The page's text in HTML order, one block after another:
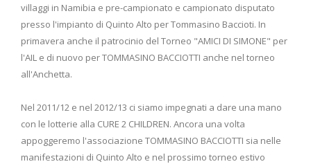
villaggi in Namibia e pre-campionato e campionato disputato
presso l'impianto di Quinto Alto per Tommasino Baccioti. In
primavera anche il patrocinio del Torneo "AMICI DI SIMONE" per
l'AIL e di nuovo per TOMMASINO BACCIOTTI anche nel torneo
all'Anchetta.
Nel 2011/12 e nel 2012/13 ci siamo impegnati a dare una mano
con le lotterie alla CURE 2 CHILDREN. Ancora una volta
appoggeremo l'associazione TOMMASINO BACCIOTTI sia nelle
manifestazioni di Quinto Alto e nel prossimo torneo estivo